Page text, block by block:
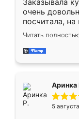
Заказывала
очень
посчитала,
Замерщик
делу со всей
за день,
Читать
Аринка
5